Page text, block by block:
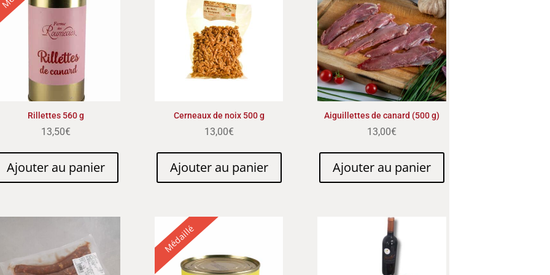
Rillettes 560 g
13,50€
Ajouter au panier
Cerneaux de noix 500 g
13,00€
Ajouter au panier
Aiguillettes de canard (500 g)
13,00€
Ajouter au panier
Médaillé